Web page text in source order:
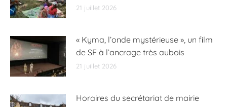
21 juillet 2026
« Kyma, l’onde mystérieuse », un film
de SF à l’ancrage très aubois
21 juillet 2026
Horaires du secrétariat de mairie